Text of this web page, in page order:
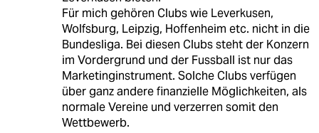
Für mich gehören Clubs wie Leverkusen,
Wolfsburg, Leipzig, Hoffenheim etc. nicht in die
Bundesliga. Bei diesen Clubs steht der Konzern
im Vordergrund und der Fussball ist nur das
Marketinginstrument. Solche Clubs verfügen
über ganz andere finanzielle Möglichkeiten, als
normale Vereine und verzerren somit den
Wettbewerb.